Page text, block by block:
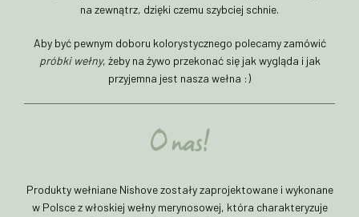
na zewnątrz, dzięki czemu szybciej schnie.
Aby być pewnym doboru kolorystycznego polecamy zamówić
próbki wełny, żeby na żywo przekonać się jak wygląda i jak
przyjemna jest nasza wełna :)
O nas!
Produkty wełniane Nishove zostały zaprojektowane i wykonane
w Polsce z włoskiej wełny merynosowej, która charakteryzuje